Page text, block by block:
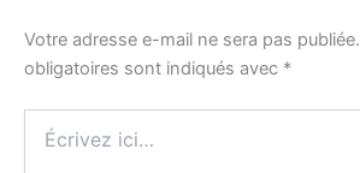
Votre adresse e-mail ne sera pas publiée.
obligatoires sont indiqués avec *
ici…